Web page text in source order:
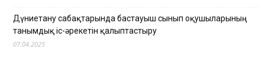
Дүниетану сабақтарында бастауыш сынып оқушыларының
танымдық іс-әрекетін қалыптастыру
07.04.2025